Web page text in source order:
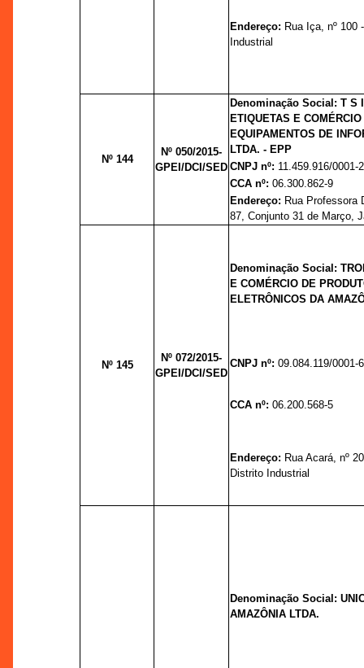
Endereço: Rua Iça, nº 100
Industrial
Nº 144
Nº 050/2015-
GPEI/DCI/SED
Denominação Social: T S
ETIQUETAS E
EQUIPAMENTOS DE
LTDA. - EPP
CNPJ nº: 11.459.916/0001-
CCA nº:06.300.862-9
Endereço: Rua Professora
87, Conjunto 31 de Março,
Nº 145
Nº 072/2015-
GPEI/DCI/SED
Denominação Social:
E COMÉRCIO DE
ELETRÔNICOS DA
CNPJ nº:09.084.119/0001-
CCA nº:06.200.568-5
Endereço: Rua Acará, nº
Distrito Industrial
Denominação Social:
AMAZÔNIA LTDA.